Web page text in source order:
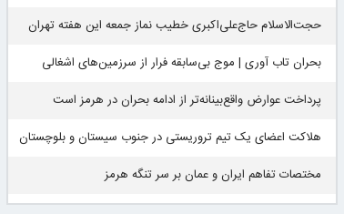
حجت‌الاسلام حاج‌علی‌اکبری خطیب نماز جمعه این هفته تهران
بحران تاب آوری | موج بی‌سابقه فرار از سرزمین‌های اشغالی
پرداخت عوارض واقع‌بینانه‌تر از ادامه بحران در هرمز است
هلاکت اعضای یک تیم تروریستی در جنوب سیستان و بلوچستان
مختصات تفاهم ایران و عمان بر سر تنگه هرمز